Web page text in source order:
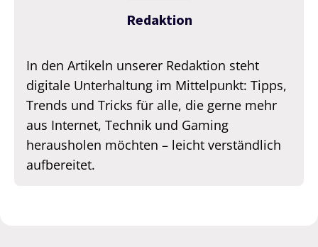
Redaktion
In den Artikeln unserer Redaktion steht
digitale Unterhaltung im Mittelpunkt: Tipps,
Trends und Tricks für alle, die gerne mehr
aus Internet, Technik und Gaming
herausholen möchten – leicht verständlich
aufbereitet.